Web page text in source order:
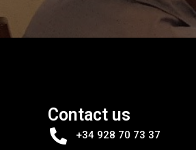
Contact us
+34 928 70 73 37